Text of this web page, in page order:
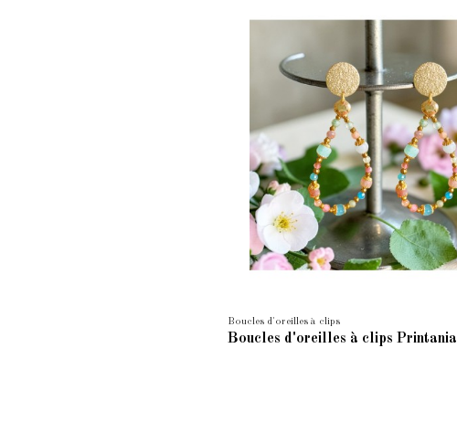
Boucles d'oreilles à clips
Boucles d'oreilles à clips Printania